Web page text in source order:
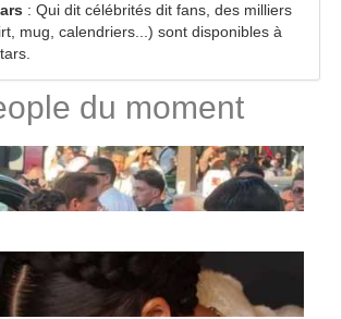
: Qui dit célébrités dit fans, des milliers
mug, calendriers...) sont disponibles à
du moment